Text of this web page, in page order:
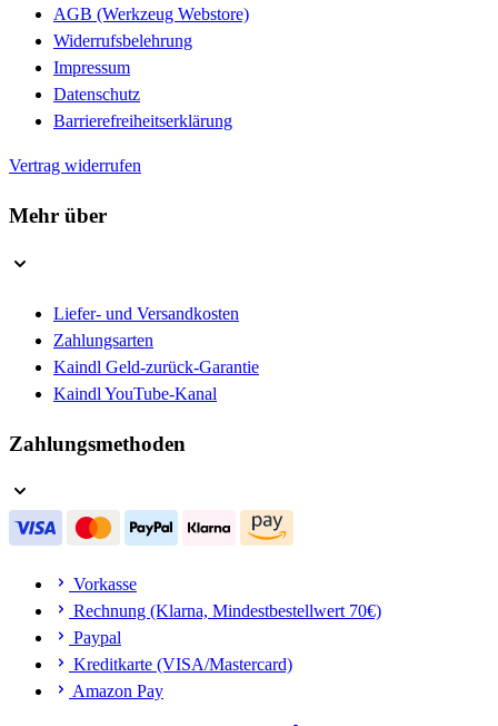
AGB (Werkzeug Webstore)
Widerrufsbelehrung
Impressum
Datenschutz
Barrierefreiheitserklärung
Vertrag widerrufen
Mehr über
Liefer- und Versandkosten
Zahlungsarten
Kaindl Geld-zurück-Garantie
Kaindl YouTube-Kanal
Zahlungsmethoden
Vorkasse
Rechnung (Klarna, Mindestbestellwert 70€)
Paypal
Kreditkarte (VISA/Mastercard)
Amazon Pay